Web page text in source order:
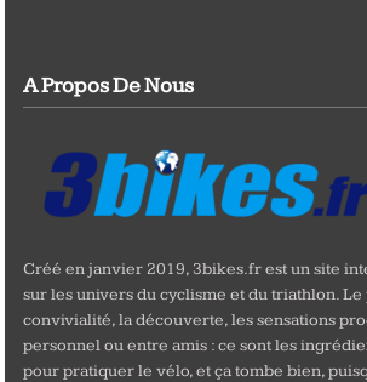
A Propos De Nous
Créé en janvier 2019, 3bikes.fr est un site
sur les univers du cyclisme et du triathlon. Le
convivialité, la découverte, les sensations
personnel ou entre amis : ce sont les
pour pratiquer le vélo, et ça tombe bien,